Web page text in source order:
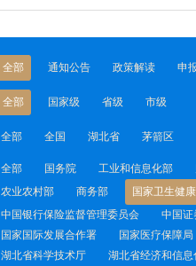
全部 通知公告 政策解读 申
全部 国家级 省级 市级
全部 全国 湖北省 茅箭区
全部 国务院 工业和信息化部
农业农村部
商务部 国家卫生健
中国银行保险监督管理委员会
中国证
国家国际发展合作署
国家医疗保障局
湖北省科学技术厅
湖北省经济和信息